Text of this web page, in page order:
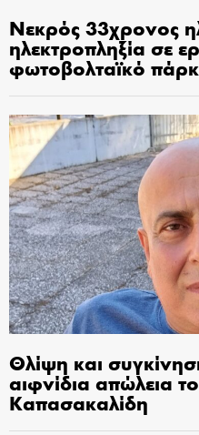
Νεκρός 33χρονος
ηλεκτροπληξία σε
φωτοβολταϊκό
Θλίψη και
αιφνίδια απώλεια
Καπασακαλίδη